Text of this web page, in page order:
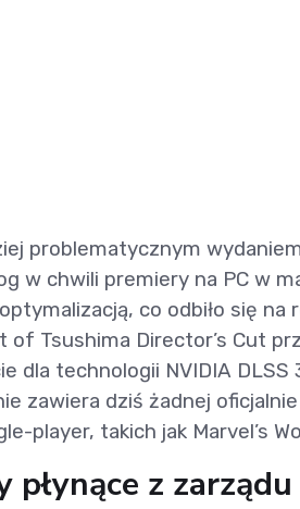
problematycznym
w chwili premiery na PC w
co odbiło się
of Tsushima Director’s Cut
dla technologii NVIDIA DLSS
zawiera dziś żadnej
player, takich jak Marvel’s
płynące z zarządu